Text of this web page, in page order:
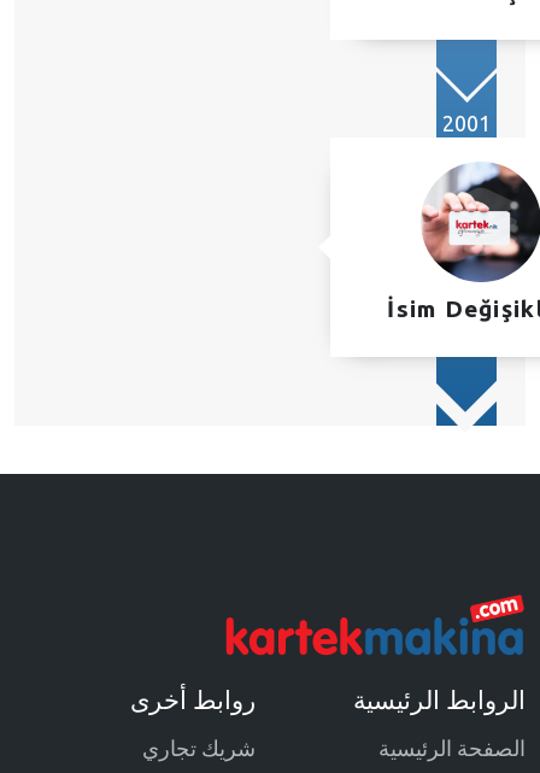
2001
İsim
الروابط الرئيسية
الصفحة الرئيسية
روابط أخرى
شريك تجاري